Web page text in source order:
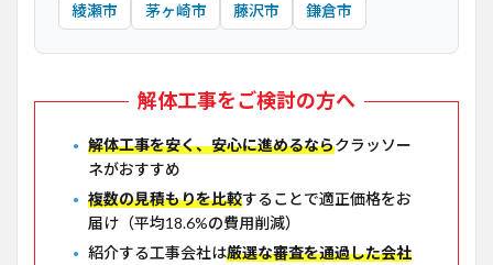
綾瀬市 茅ヶ崎市 藤沢市 鎌倉市
解体工事をご検討の方へ
解体工事を安く、安心に進めるならクラッソー
ネがおすすめ
複数の見積もりを比較することで適正価格をお
届け（平均18.6%の費用削減）
紹介する工事会社は厳選な審査を通過した会社